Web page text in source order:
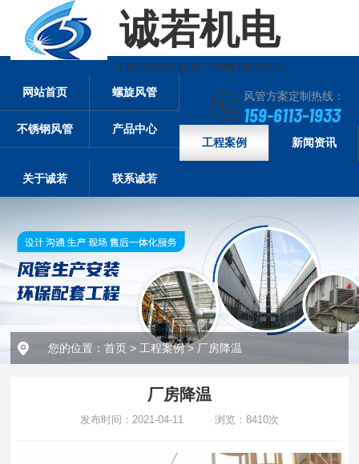
诚若机电
CHENGRUO ELECTRPMECHANICAL
风管方案定制热线：
159-6113-1933
网站首页 螺旋风管
不锈钢风管
产品中心
工程案例
新闻资讯
关于诚若 联系诚若
您的位置： 首页> 工程案例> 厂房降温
厂房降温
发布时间：2021-04-11 浏览：8410次